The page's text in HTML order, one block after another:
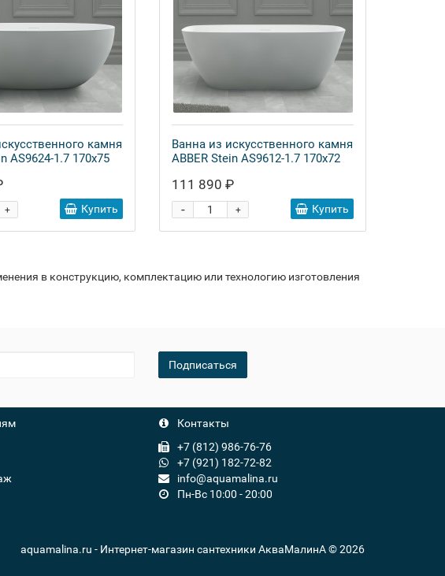
камня
AS9624-1.7 170x75
+ Купить
Ванна из искусственного камня
ABBER Stein AS9612-1.7 170x72
111 890 ₽
+
- Купить
в конструкцию, комплектацию или технологию изготовления
Подписаться
Контакты
+7 (812) 986-76-76
+7 (921) 182-72-82
info@aquamalina.ru
Пн-Вс 10:00 - 20:00
aquamalina.ru - Интернет-магазин сантехники АкваМалинА © 2026